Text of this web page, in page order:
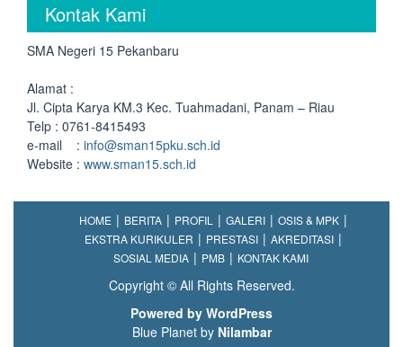
Kontak Kami
SMA Negeri 15 Pekanbaru
Alamat :
Jl. Cipta Karya KM.3 Kec. Tuahmadani, Panam – Riau
Telp : 0761-8415493
e-mail : info@sman15pku.sch.id
Website : www.sman15.sch.id
HOME BERITA PROFIL GALERI
OSIS & MPK
EKSTRA KURIKULER
PRESTASI
AKREDITASI
SOSIAL MEDIA
PMB KONTAK KAMI
Copyright © All Rights Reserved.
Powered by WordPress
Blue Planet by Nilambar